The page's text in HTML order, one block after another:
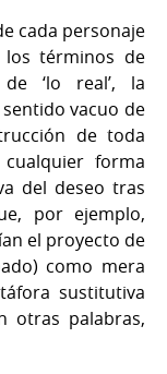
cada personaje
términos de
‘lo real’, la
vacuo de
de toda
forma
del deseo tras
por ejemplo,
el proyecto de
como mera
sustitutiva
otras palabras,